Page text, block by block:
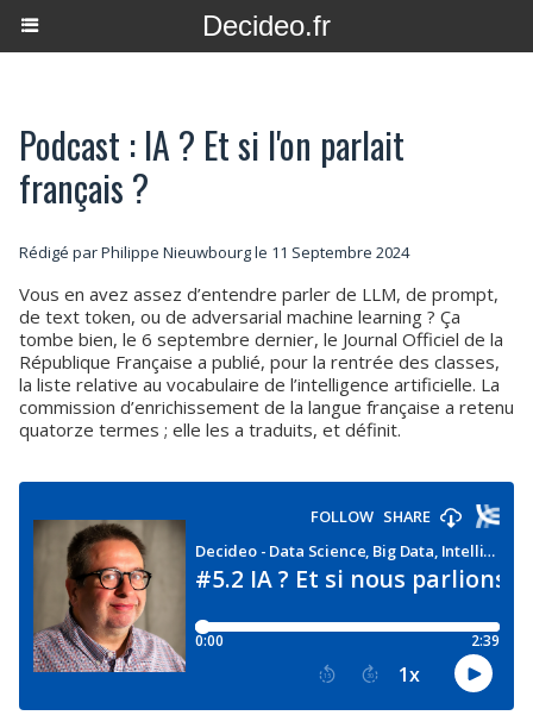
Decideo.fr
Podcast : IA ? Et si l'on parlait
français ?
Rédigé parPhilippe Nieuwbourgle 11 Septembre 2024
Vous en avez assez d’entendre parler de LLM, de prompt,
de text token, ou de adversarial machine learning ? Ça
tombe bien, le 6 septembre dernier, le Journal Officiel de la
République Française a publié, pour la rentrée des classes,
la liste relative au vocabulaire de l’intelligence artificielle. La
commission d’enrichissement de la langue française a retenu
quatorze termes ; elle les a traduits, et définit.